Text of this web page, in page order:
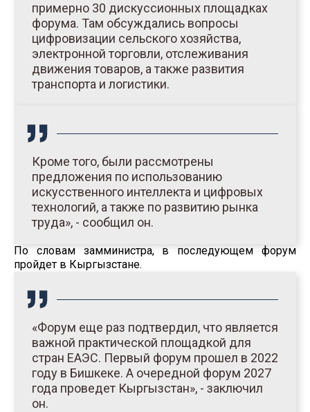
примерно 30 дискуссионных площадках
форума. Там обсуждались вопросы
цифровизации сельского хозяйства,
электронной торговли, отслеживания
движения товаров, а также развития
транспорта и логистики.
Кроме того, были рассмотрены
предложения по использованию
искусственного интеллекта и цифровых
технологий, а также по развитию рынка
труда», - сообщил он.
По словам замминистра, в последующем форум
пройдет в Кыргызстане.
«Форум еще раз подтвердил, что является
важной практической площадкой для
стран ЕАЭС. Первый форум прошел в 2022
году в Бишкеке. А очередной форум 2027
года проведет Кыргызстан», - заключил
он.